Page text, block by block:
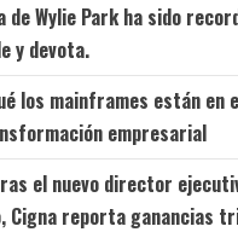
de Wylie Park ha sido
y devota.
los mainframes están en
empresarial
el nuevo director
Cigna reporta ganancias